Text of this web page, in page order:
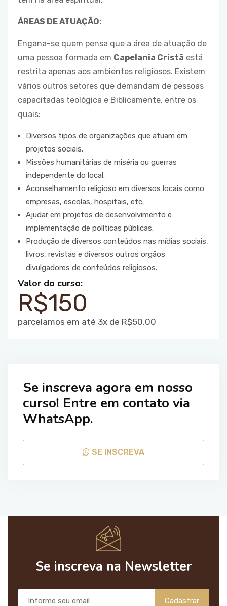
ÁREAS DE ATUAÇÃO:
Engana-se quem pensa que a área de atuação de
uma pessoa formada em Capelania Cristã está
restrita apenas aos ambientes religiosos. Existem
vários outros setores que demandam de pessoas
capacitadas teológica e Biblicamente, entre os
quais:
Diversos tipos de organizações que atuam em
projetos sociais.
Missões humanitárias de miséria ou guerras
independente do local.
Aconselhamento religioso em diversos locais como
empresas, escolas, hospitais, etc.
Ajudar em projetos de desenvolvimento e
implementação de políticas públicas.
Produção de diversos conteúdos nas mídias sociais,
livros, revistas e diversos outros orgãos
divulgadores de conteúdos religiosos.
Valor do curso:
R$150
parcelamos em até 3x de R$50,00
Se inscreva agora em nosso
curso! Entre em contato via
WhatsApp.
SE INSCREVA
Se inscreva na Newsletter
Cadastrar